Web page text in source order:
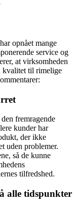
opnået mange
service og
at virksomheden
kvalitet til rimelige
fremragende
kunder har
der ikke
uden problemer.
så de kunne
tilfredshed.
alle tidspunkter